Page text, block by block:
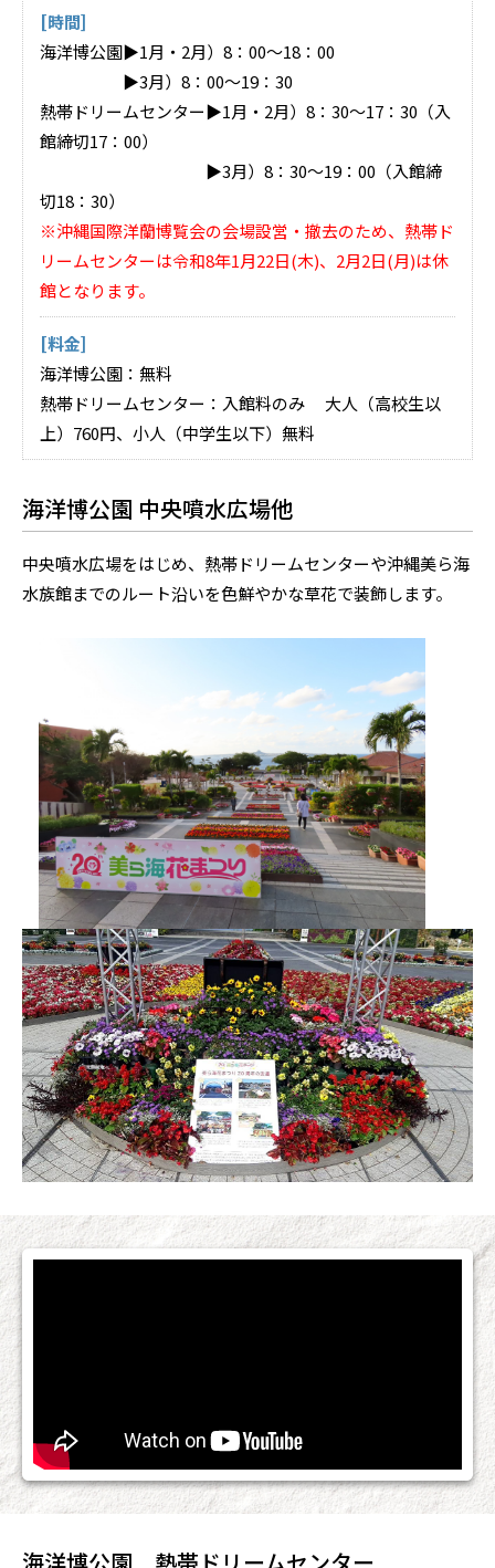
[時間]
海洋博公園▶1月・2月）8：00～18：00
▶3月）8：00～19：30
熱帯ドリームセンター▶1月・2月）8：30～17：30（入
館締切17：00）
▶3月）8：30～19：00（入館締
切18：30）
※沖縄国際洋蘭博覧会の会場設営・撤去のため、熱帯ド
リームセンターは令和8年1月22日(木)、2月2日(月)は休
館となります。
[料金]
海洋博公園：無料
熱帯ドリームセンター：入館料のみ 大人（高校生以
上）760円、小人（中学生以下）無料
海洋博公園 中央噴水広場他
中央噴水広場をはじめ、熱帯ドリームセンターや沖縄美ら海
水族館までのルート沿いを色鮮やかな草花で装飾します。